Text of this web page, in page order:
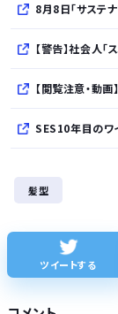
8月8日「サステナブルファ
【警告】社会人「ス
【閲覧注意・動画】大阪
SES10年目のワ
【ねこ】トイレ後の
髪型
ツイートする